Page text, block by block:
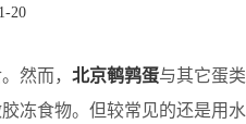
20
然而， 北京鹌鹑蛋与其它蛋类
冻食物。但较常见的还是用水